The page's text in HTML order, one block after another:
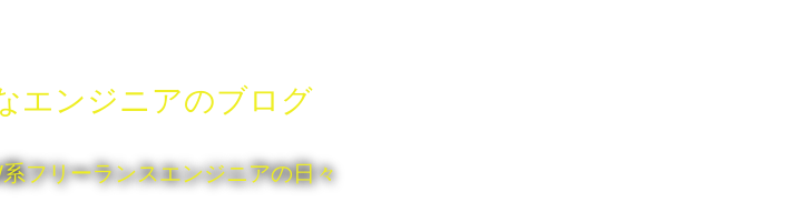
フリーランスエンジニアの日々